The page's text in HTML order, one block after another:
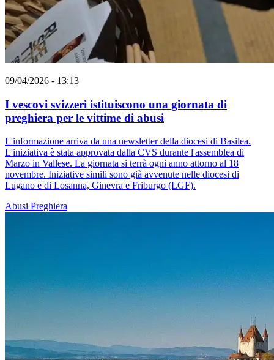
09/04/2026 - 13:13
I vescovi svizzeri istituiscono una giornata di
preghiera per le vittime di abusi
L'informazione arriva da una newsletter della diocesi di Basilea.
L'iniziativa è stata approvata dalla CVS durante l'assemblea di
Marzo in Vallese. La giornata si terrà ogni anno attorno al 18
novembre. Iniziative simili sono già avvenute nelle diocesi di
Lugano e di Losanna, Ginevra e Friburgo (LGF).
Abusi Preghiera